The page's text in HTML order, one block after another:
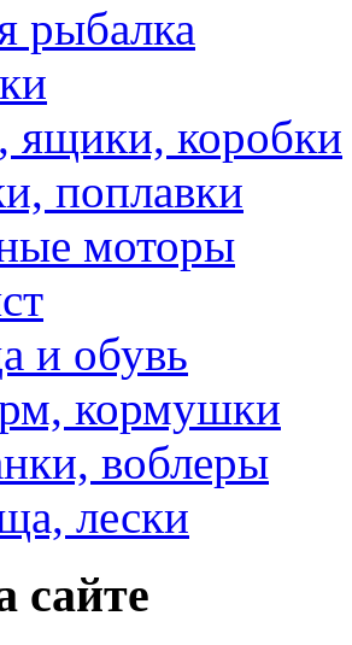
рыбалка
ящики, коробки
поплавки
моторы
и обувь
кормушки
воблеры
лески
сайте